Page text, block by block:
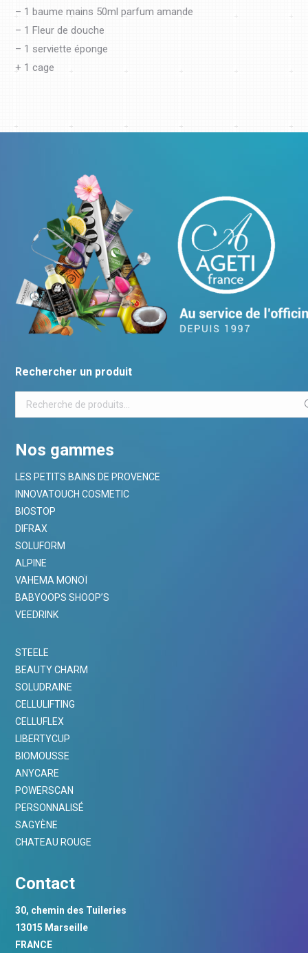
– 1 baume mains 50ml parfum amande
– 1 Fleur de douche
– 1 serviette éponge
+ 1 cage
Rechercher un produit
Nos gammes
LES PETITS BAINS DE PROVENCE
INNOVATOUCH COSMETIC
BIOSTOP
DIFRAX
SOLUFORM
ALPINE
VAHEMA MONOÏ
BABYOOPS SHOOP’S
VEEDRINK
STEELE
BEAUTY CHARM
SOLUDRAINE
CELLULIFTING
CELLUFLEX
LIBERTYCUP
BIOMOUSSE
ANYCARE
POWERSCAN
PERSONNALISÉ
SAGYÈNE
CHATEAU ROUGE
Contact
30, chemin des Tuileries
13015 Marseille
FRANCE